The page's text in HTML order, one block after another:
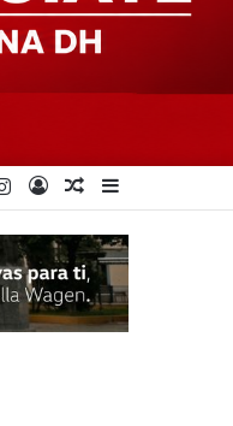
Barra
Publicación
azar
Acceso
Instagram